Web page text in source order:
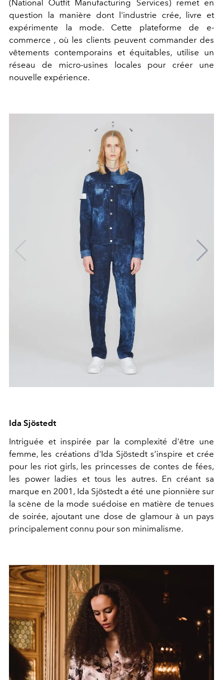
(National Outfit Manufacturing Services) remet en
question la manière dont l'industrie crée, livre et
expérimente la mode. Cette plateforme de e-
commerce , où les clients peuvent commander des
vêtements contemporains et équitables, utilise un
réseau de micro-usines locales pour créer une
nouvelle expérience.
Ida Sjöstedt
Intriguée et inspirée par la complexité d'être une
femme, les créations d'Ida Sjöstedt s’inspire et crée
pour les riot girls, les princesses de contes de fées,
les power ladies et tous les autres. En créant sa
marque en 2001, Ida Sjöstedt a été une pionnière sur
la scène de la mode suédoise en matière de tenues
de soirée, ajoutant une dose de glamour à un pays
principalement connu pour son minimalisme.